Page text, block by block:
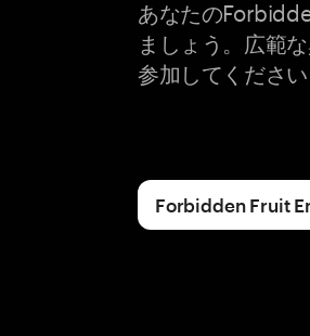
あなたの
ましょう。広範
参加してください
Forbidden Fruit